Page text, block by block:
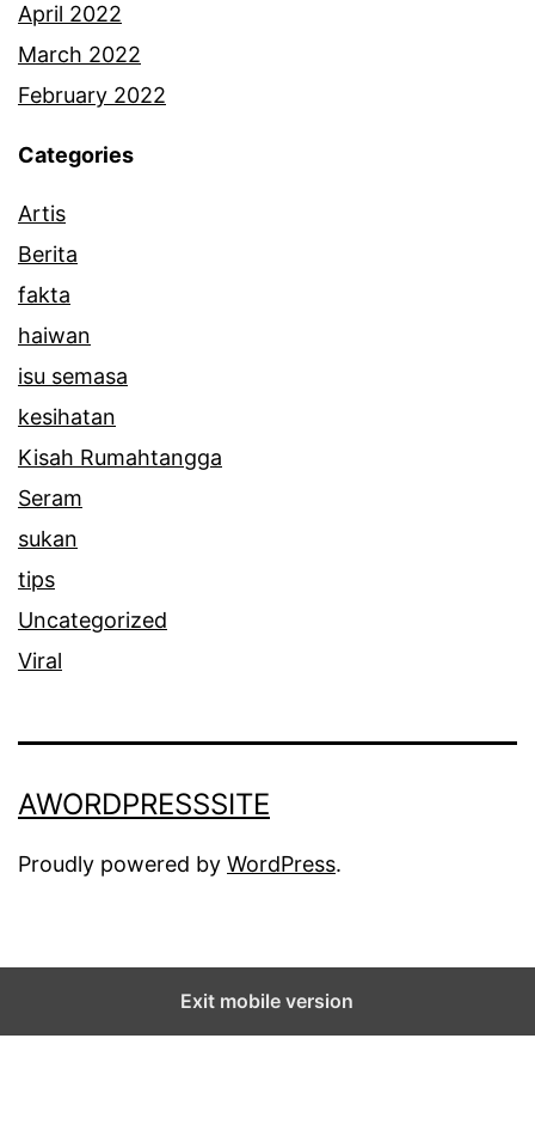
April 2022
March 2022
February 2022
Categories
Artis
Berita
fakta
haiwan
isu semasa
kesihatan
Kisah Rumahtangga
Seram
sukan
tips
Uncategorized
Viral
AWORDPRESSSITE
Proudly powered by WordPress.
Exit mobile version